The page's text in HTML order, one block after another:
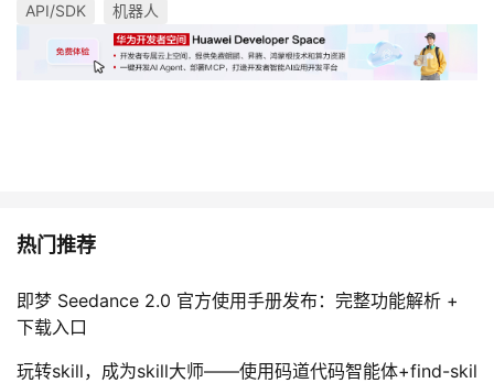
API/SDK 机器人
热门推荐
即梦 Seedance 2.0 官方使用手册发布：完整功能解析 +
下载入口
玩转skill，成为skill大师——使用码道代码智能体+find-skil